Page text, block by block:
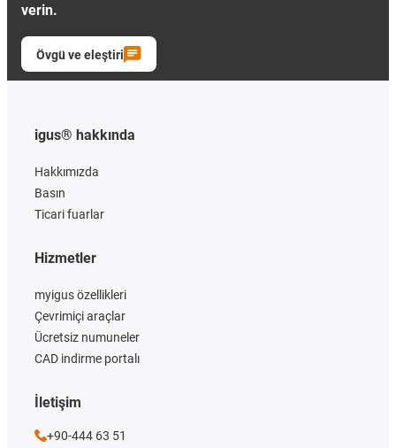
verin.
Övgü ve eleştiri
igus® hakkında
Hakkımızda
Basın
Ticari fuarlar
Hizmetler
myigus özellikleri
Çevrimiçi araçlar
Ücretsiz numuneler
CAD indirme portalı
İletişim
+90-444 63 51